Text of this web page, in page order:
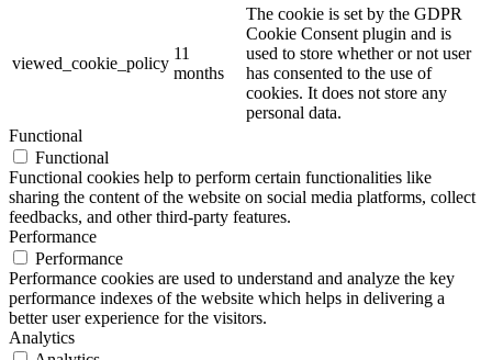
viewed_cookie_policy
11
months
The cookie is set by the GDPR
Cookie Consent plugin and is
used to store whether or not user
has consented to the use of
cookies. It does not store any
personal data.
Functional
Functional
Functional cookies help to perform certain functionalities like
sharing the content of the website on social media platforms, collect
feedbacks, and other third-party features.
Performance
Performance
Performance cookies are used to understand and analyze the key
performance indexes of the website which helps in delivering a
better user experience for the visitors.
Analytics